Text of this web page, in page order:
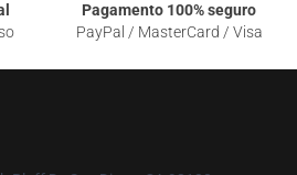
Pagamento 100% seguro
PayPal / MasterCard / Visa